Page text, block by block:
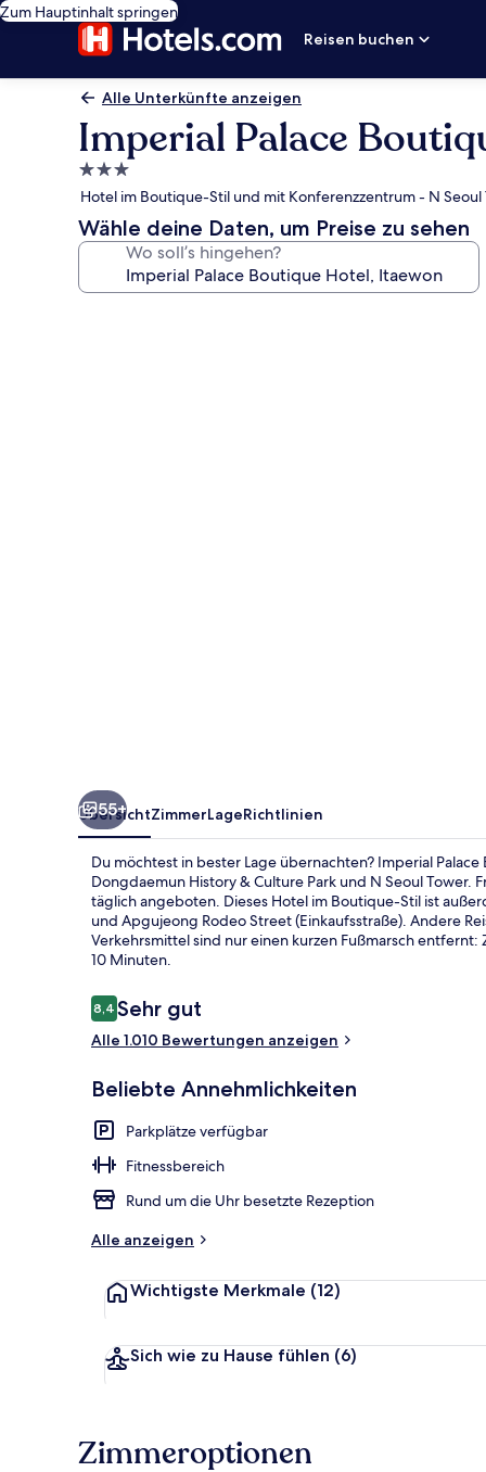
Zum Hauptinhalt springen
Reisen buchen
Alle Unterkünfte anzeigen
Imperial Palace
3.0-
Sterne-
Unterkunft
Hotel im Boutique-Stil und mit Konferenzzentrum - N Seoul
Wähle deine Daten, um Preise zu sehen
Wo soll’s hingehen?
55+
ÜbersichtZimmerLageRichtlinien
Du möchtest in bester Lage übernachten? Imperial
Dongdaemun History & Culture Park und N Seoul Tower.
täglich angeboten. Dieses Hotel im Boutique-Stil ist
und Apgujeong Rodeo Street (Einkaufsstraße). Andere
Verkehrsmittel sind nur einen kurzen Fußmarsch
10 Minuten.
Bewertungen
8,48,4 von 10.
Sehr gut
Alle 1.010 Bewertungen anzeigen
Beliebte Annehmlichkeiten
Parkplätze verfügbar
Fitnessbereich
Rund um die Uhr besetzte Rezeption
Alle anzeigen
Wichtigste Merkmale (12)
Sich wie zu Hause fühlen (6)
Zimmeroptionen